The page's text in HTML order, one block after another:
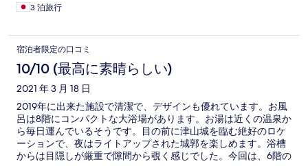
3 泊旅行
宿泊者限定の口コミ
10/10 (最高に素晴らしい)
2021 年 3 月 18 日
2019年に出来た施設で清潔で、デザインも優れています。お風
呂は8階にコンパクトな大浴場があります。お湯は近くの温泉か
ら毎日運んでいるそうです。目の前に津山城を臨む絶好のロケ
ーションで、夜はライトアップされた城郭を楽しめます。浴槽
からは目隠しが厳重で隙間から覗く感じでした。今回は、6階の